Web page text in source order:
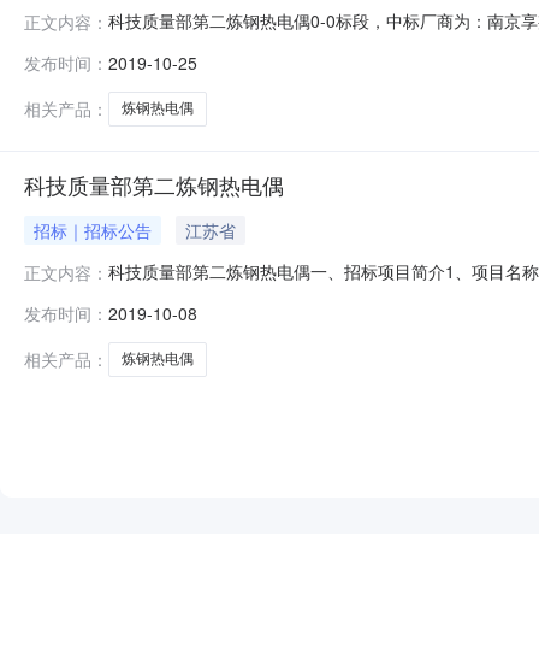
正文内容： 科技质量部第二炼钢热电偶0-0标段，中标厂商为：南京
发布时间： 2019-10-25
相关产品：
炼钢热电偶
科技质量部第二炼钢热电偶
招标｜招标公告
江苏省
正文内容： 科技质量部第二炼钢热电偶一、招标项目简介1、项目名
立订立合同的能力。2）、注册资金不少于万元。3）、
执照经营范围应包含本次招标标的物范围
发布时间： 2019-10-08
相关产品：
炼钢热电偶